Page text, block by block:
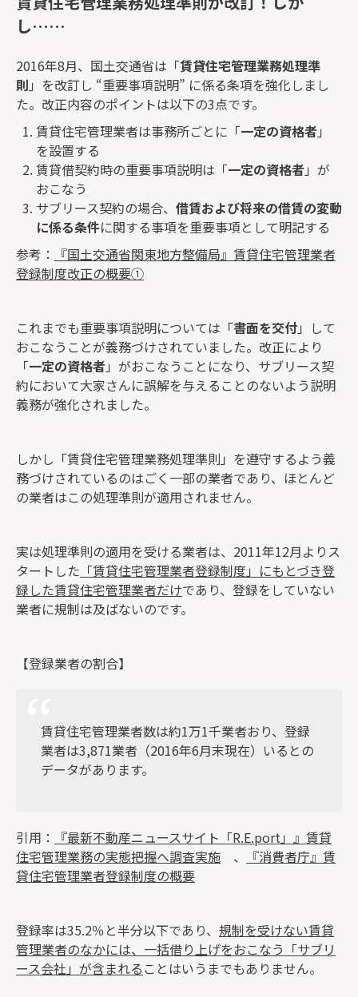
し……
2016年8月、国土交通省は「賃貸住宅管理業務処理準
則 」を改訂し “重要事項説明” に係る条項を強化しまし
た。改正内容のポイントは以下の3点です。
賃貸住宅管理業者は事務所ごとに「一定の資格者」
を設置する
賃貸借契約時の重要事項説明は「一定の資格者」が
おこなう
サブリース契約の場合、 借賃および将来の借賃の変動
に係る条件に関する事項を重要事項として明記する
参考：
『国土交通省関東地方整備局』賃貸住宅管理業者
登録制度改正の概要①
これまでも重要事項説明については「書面を交付」して
おこなうことが義務づけされていました。改正により
「一定の資格者」がおこなうことになり、サブリース契
約において大家さんに誤解を与えることのないよう説明
義務が強化されました。
しかし「賃貸住宅管理業務処理準則」を遵守するよう義
務づけされているのはごく一部の業者であり、 ほとんど
の業者はこの処理準則が適用されません。
実は処理準則の適用を受ける業者は、2011年12月よりス
タートした 「賃貸住宅管理業者登録制度」にもとづき登
録した賃貸住宅管理業者だけであり、登録をしていない
業者に規制は及ばないのです。
【登録業者の割合】
賃貸住宅管理業者数は約1万1千業者おり、登録
業者は3,871業者（2016年6月末現在）いるとの
データがあります。
引用：
『最新不動産ニュースサイト「R.E.port」』賃貸
住宅管理業務の実態把握へ調査実施 、
『消費者庁』賃
貸住宅管理業者登録制度の概要
登録率は35.2％と半分以下であり、 規制を受けない賃貸
管理業者のなかには、一括借り上げをおこなう「サブリ
ース会社」が含まれる ことはいうまでもありません。